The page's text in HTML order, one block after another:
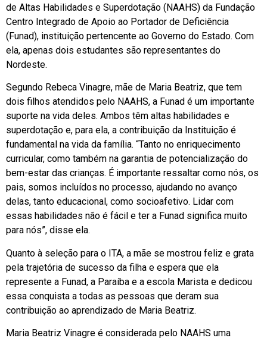
de Altas Habilidades e Superdotação (NAAHS) da Fundação
Centro Integrado de Apoio ao Portador de Deficiência
(Funad), instituição pertencente ao Governo do Estado. Com
ela, apenas dois estudantes são representantes do
Nordeste.
Segundo Rebeca Vinagre, mãe de Maria Beatriz, que tem
dois filhos atendidos pelo NAAHS, a Funad é um importante
suporte na vida deles. Ambos têm altas habilidades e
superdotação e, para ela, a contribuição da Instituição é
fundamental na vida da família. “Tanto no enriquecimento
curricular, como também na garantia de potencialização do
bem-estar das crianças. É importante ressaltar como nós, os
pais, somos incluídos no processo, ajudando no avanço
delas, tanto educacional, como socioafetivo. Lidar com
essas habilidades não é fácil e ter a Funad significa muito
para nós”, disse ela.
Quanto à seleção para o ITA, a mãe se mostrou feliz e grata
pela trajetória de sucesso da filha e espera que ela
represente a Funad, a Paraíba e a escola Marista e dedicou
essa conquista a todas as pessoas que deram sua
contribuição ao aprendizado de Maria Beatriz.
Maria Beatriz Vinagre é considerada pelo NAAHS uma